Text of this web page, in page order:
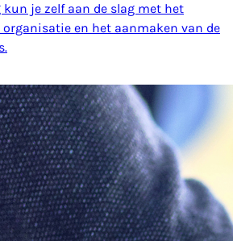
je zelf aan de slag met het
en het aanmaken van de